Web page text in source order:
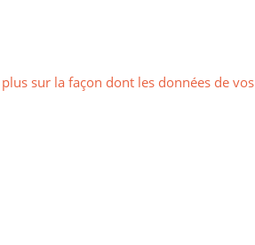
sur la façon dont les données de vos